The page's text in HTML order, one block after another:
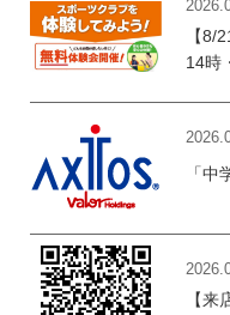
【8/
14時
「
【